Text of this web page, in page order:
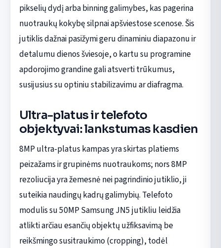
pikselių dydį arba binning galimybes, kas pagerina
nuotraukų kokybę silpnai apšviestose scenose. Šis
jutiklis dažnai pasižymi geru dinaminiu diapazonu ir
detalumu dienos šviesoje, o kartu su programine
apdorojimo grandine gali atsverti trūkumus,
susijusius su optiniu stabilizavimu ar diafragma.
Ultra-platus ir telefoto
objektyvai: lankstumas kasdien
8MP ultra-platus kampas yra skirtas platiems
peizažams ir grupinėms nuotraukoms; nors 8MP
rezoliucija yra žemesnė nei pagrindinio jutiklio, ji
suteikia naudingų kadrų galimybių. Telefoto
modulis su 50MP Samsung JN5 jutikliu leidžia
atlikti arčiau esančių objektų užfiksavimą be
reikšmingo susitraukimo (cropping), todėl